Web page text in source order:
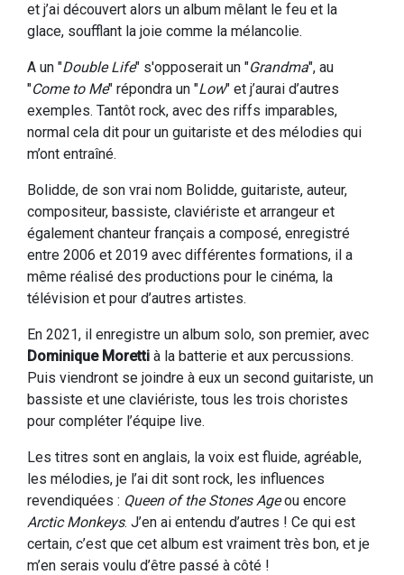
et j’ai découvert alors un album mêlant le feu et la
glace, soufflant la joie comme la mélancolie.
A un "Double Life" s'opposerait un "Grandma", au
"Come to Me" répondra un "Low" et j’aurai d’autres
exemples. Tantôt rock, avec des riffs imparables,
normal cela dit pour un guitariste et des mélodies qui
m’ont entraîné.
Bolidde, de son vrai nom Bolidde, guitariste, auteur,
compositeur, bassiste, claviériste et arrangeur et
également chanteur français a composé, enregistré
entre 2006 et 2019 avec différentes formations, il a
même réalisé des productions pour le cinéma, la
télévision et pour d’autres artistes.
En 2021, il enregistre un album solo, son premier, avec
Dominique Moretti à la batterie et aux percussions.
Puis viendront se joindre à eux un second guitariste, un
bassiste et une claviériste, tous les trois choristes
pour compléter l’équipe live.
Les titres sont en anglais, la voix est fluide, agréable,
les mélodies, je l’ai dit sont rock, les influences
revendiquées : Queen of the Stones Ageou encore
Arctic Monkeys. J’en ai entendu d’autres ! Ce qui est
certain, c’est que cet album est vraiment très bon, et je
m’en serais voulu d’être passé à côté !